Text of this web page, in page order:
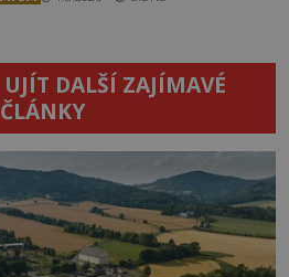
DALŠÍ ZAJÍMAVÉ
ČLÁNKY